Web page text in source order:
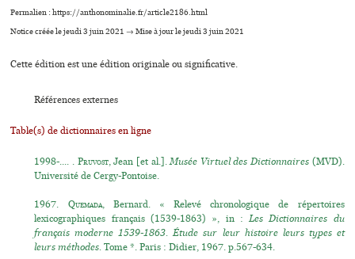
Permalien : https://anthonominalie.fr/article2186.html
Notice créée le jeudi 3 juin 2021 → Mise à jour le jeudi 3 juin 2021
Cette édition est une édition originale ou significative.
Références externes
Table(s) de dictionnaires en ligne
1998-.... . Pruvost, Jean [et al.].Musée Virtuel des Dictionnaires(MVD).
Université de Cergy-Pontoise.
1967. Quemada, Bernard. « Relevé chronologique de répertoires
lexicographiques français (1539-1863) », in :Les Dictionnaires du
français moderne 1539-1863. Étude sur leur histoire leurs types et
leurs méthodes. Tome *. Paris : Didier, 1967. p.567-634.